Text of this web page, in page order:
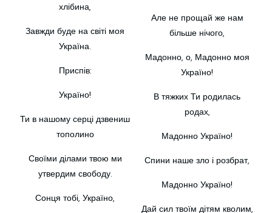
хлібина,
Завжди буде на світі моя
Україна.
Приспів:
Україно!
Ти в нашому серці дзвениш
тополино
Своїми ділами твою ми
утвердим свободу.
Сонця тобі, Україно,
Але не прощай же нам
більше нічого,
Мадонно, о, Мадонно моя
Україно!
В тяжких Ти родилась
родах,
Мадонно Україно!
Спини наше зло і розбрат,
Мадонно Україно!
Дай сил твоїм дітям кволим,